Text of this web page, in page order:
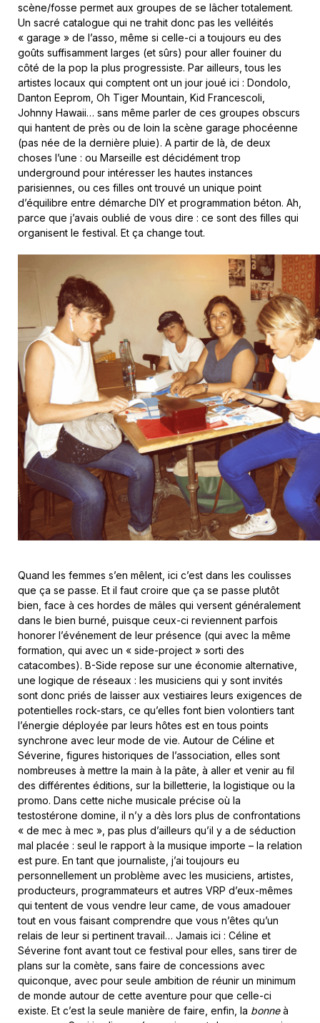
scène/fosse permet aux groupes de se lâcher totalement.
Un sacré catalogue qui ne trahit donc pas les velléités
« garage » de l’asso, même si celle-ci a toujours eu des
goûts suffisamment larges (et sûrs) pour aller fouiner du
côté de la pop la plus progressiste. Par ailleurs, tous les
artistes locaux qui comptent ont un jour joué ici : Dondolo,
Danton Eeprom, Oh Tiger Mountain, Kid Francescoli,
Johnny Hawaii… sans même parler de ces groupes obscurs
qui hantent de près ou de loin la scène garage phocéenne
(pas née de la dernière pluie). A partir de là, de deux
choses l’une : ou Marseille est décidément trop
underground pour intéresser les hautes instances
parisiennes, ou ces filles ont trouvé un unique point
d’équilibre entre démarche DIY et programmation béton. Ah,
parce que j’avais oublié de vous dire : ce sont des filles qui
organisent le festival. Et ça change tout.
Quand les femmes s’en mêlent, ici c’est dans les coulisses
que ça se passe. Et il faut croire que ça se passe plutôt
bien, face à ces hordes de mâles qui versent généralement
dans le bien burné, puisque ceux-ci reviennent parfois
honorer l’événement de leur présence (qui avec la même
formation, qui avec un « side-project » sorti des
catacombes). B-Side repose sur une économie alternative,
une logique de réseaux : les musiciens qui y sont invités
sont donc priés de laisser aux vestiaires leurs exigences de
potentielles rock-stars, ce qu’elles font bien volontiers tant
l’énergie déployée par leurs hôtes est en tous points
synchrone avec leur mode de vie. Autour de Céline et
Séverine, figures historiques de l’association, elles sont
nombreuses à mettre la main à la pâte, à aller et venir au fil
des différentes éditions, sur la billetterie, la logistique ou la
promo. Dans cette niche musicale précise où la
testostérone domine, il n’y a dès lors plus de confrontations
« de mec à mec », pas plus d’ailleurs qu’il y a de séduction
mal placée : seul le rapport à la musique importe – la relation
est pure. En tant que journaliste, j’ai toujours eu
personnellement un problème avec les musiciens, artistes,
producteurs, programmateurs et autres VRP d’eux-mêmes
qui tentent de vous vendre leur came, de vous amadouer
tout en vous faisant comprendre que vous n’êtes qu’un
relais de leur si pertinent travail… Jamais ici : Céline et
Séverine font avant tout ce festival pour elles, sans tirer de
plans sur la comète, sans faire de concessions avec
quiconque, avec pour seule ambition de réunir un minimum
de monde autour de cette aventure pour que celle-ci
existe. Et c’est la seule manière de faire, enfin, la bonneà